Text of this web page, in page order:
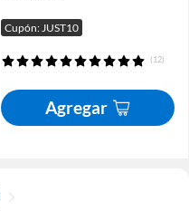
Cupón: JUST10
(12)
Agregar